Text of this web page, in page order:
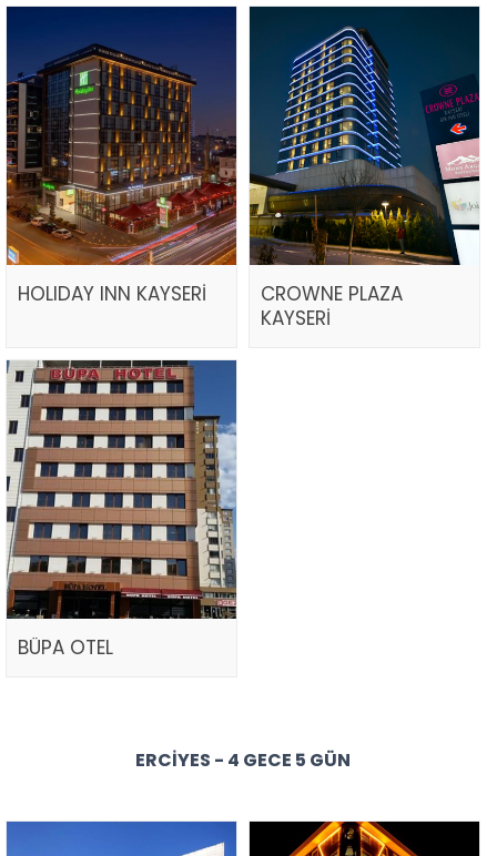
HOLIDAY INN KAYSERİ
CROWNE PLAZA
KAYSERİ
BÜPA OTEL
ERCIYES - 4 GECE 5 GÜN